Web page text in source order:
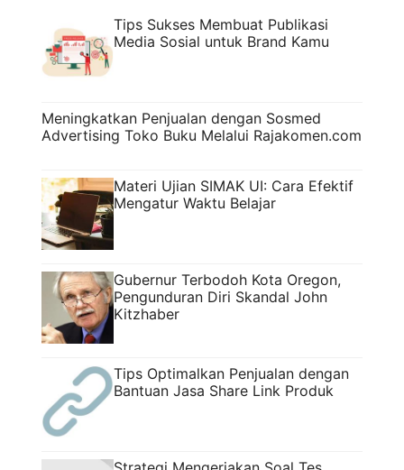
Tips Sukses Membuat Publikasi
Media Sosial untuk Brand Kamu
Meningkatkan Penjualan dengan Sosmed
Advertising Toko Buku Melalui Rajakomen.com
Materi Ujian SIMAK UI: Cara Efektif
Mengatur Waktu Belajar
Gubernur Terbodoh Kota Oregon,
Pengunduran Diri Skandal John
Kitzhaber
Tips Optimalkan Penjualan dengan
Bantuan Jasa Share Link Produk